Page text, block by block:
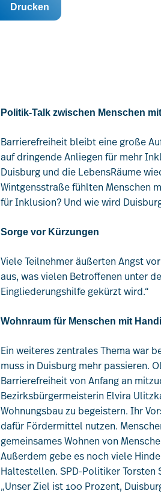
Drucken
Politik-Talk zwischen Menschen
Barrierefreiheit bleibt eine große
auf dringende Anliegen für mehr
Duisburg und die LebensRäume
Wintgensstraße fühlten Menschen
für Inklusion? Und wie wird
Sorge vor Kürzungen
Viele Teilnehmer äußerten Angst
aus, was vielen Betroffenen unter
Eingliederungshilfe gekürzt wird.“
Wohnraum für Menschen mit
Ein weiteres zentrales Thema war
muss in Duisburg mehr passieren.
Barrierefreiheit von Anfang an
Bezirksbürgermeisterin Elvira
Wohnungsbau zu begeistern. Ihr
dafür Fördermittel nutzen.
gemeinsames Wohnen von
Außerdem gebe es noch viele
Haltestellen. SPD-Politiker
„Unser Ziel ist 100 Prozent,